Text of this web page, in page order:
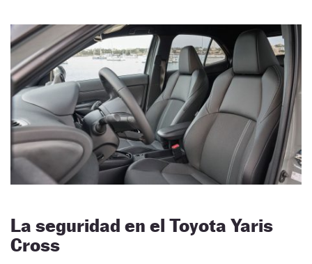
La seguridad en el Toyota Yaris
Cross